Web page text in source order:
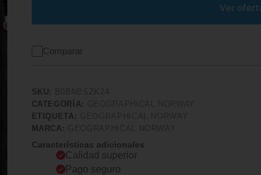
Ver
Comparar
SKU:
CATEGORÍA:
ETIQUETA:
MARCA:
Características adicionales
Calidad superior
Pago seguro